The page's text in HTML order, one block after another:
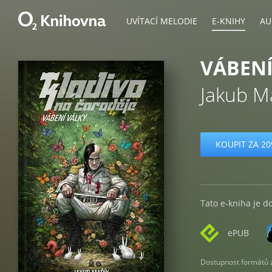
UVÍTACÍ MELODIE E-KNIHY
Jakub
KOUPIT ZA
Tato e-kniha je
ePUB
Dostupnost formátů